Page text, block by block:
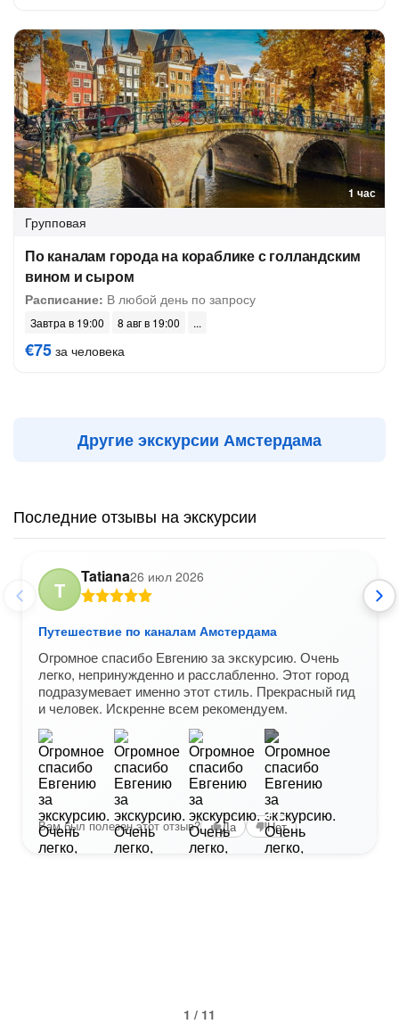
1 час
Групповая
По каналам города на кораблике с голландским
вином и сыром
Расписание: В любой день по запросу
Завтра в 19:00 8 авг в 19:00
€75 за человека
Другие экскурсии Амстердама
Последние отзывы на экскурсии
T
Tatiana26 июл 2026
Путешествие по каналам Амстердама
Огромное спасибо Евгению за экскурсию. Очень
легко, непринужденно и расслабленно. Этот город
подразумевает именно этот стиль. Прекрасный гид
и человек. Искренне всем рекомендуем.
+1
Вам был полезен этот отзыв? Да Нет
1 / 11